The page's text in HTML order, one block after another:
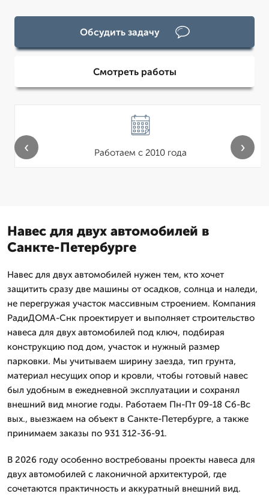
Обсудить задачу
Смотреть работы
Работаем с 2010 года
‹ ›
Навес для двух автомобилей в
Санкте-Петербурге
Навес для двух автомобилей нужен тем, кто хочет
защитить сразу две машины от осадков, солнца и наледи,
не перегружая участок массивным строением. Компания
РадиДОМА-Снк проектирует и выполняет строительство
навеса для двух автомобилей под ключ, подбирая
конструкцию под дом, участок и нужный размер
парковки. Мы учитываем ширину заезда, тип грунта,
материал несущих опор и кровли, чтобы готовый навес
был удобным в ежедневной эксплуатации и сохранял
внешний вид многие годы. Работаем Пн-Пт 09-18 Сб-Вс
вых., выезжаем на объект в Санкте-Петербурге, а также
принимаем заказы по 931 312-36-91.
В 2026 году особенно востребованы проекты навеса для
двух автомобилей с лаконичной архитектурой, где
сочетаются практичность и аккуратный внешний вид.